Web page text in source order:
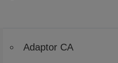
Adaptor CA